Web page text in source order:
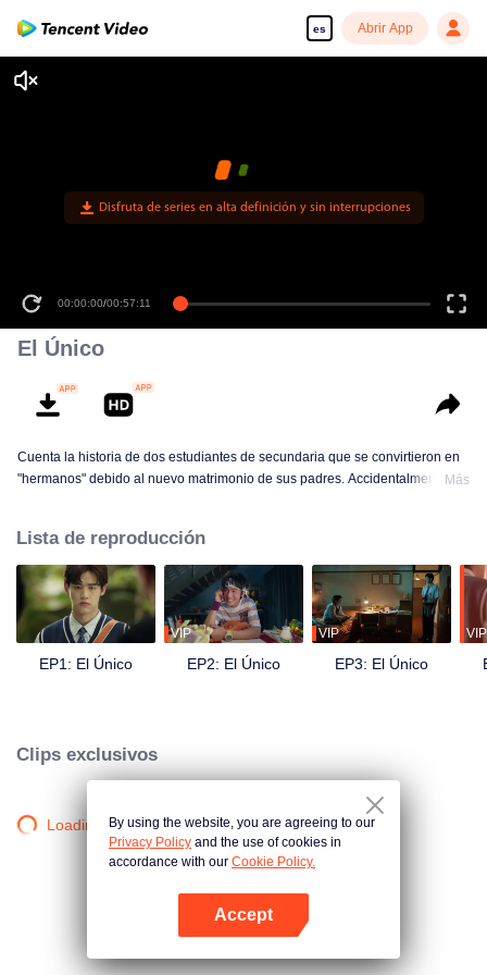
es Abrir App
Disfruta de series en alta definición y sin interrupciones
00:00:00/00:57:11
El Único
Cuenta la historia de dos estudiantes de secundaria que se convirtieron en
"hermanos" debido al nuevo matrimonio de sus padres. AccidentalmenteMás
Lista de reproducción
EP1: El Único
VIP
EP2: El Único
VIP
EP3: El Único
VIP
Clips exclusivos
Loading…By using the website, you are agreeing to our
Privacy Policy and the use of cookies in
accordance with our Cookie Policy.
Accept